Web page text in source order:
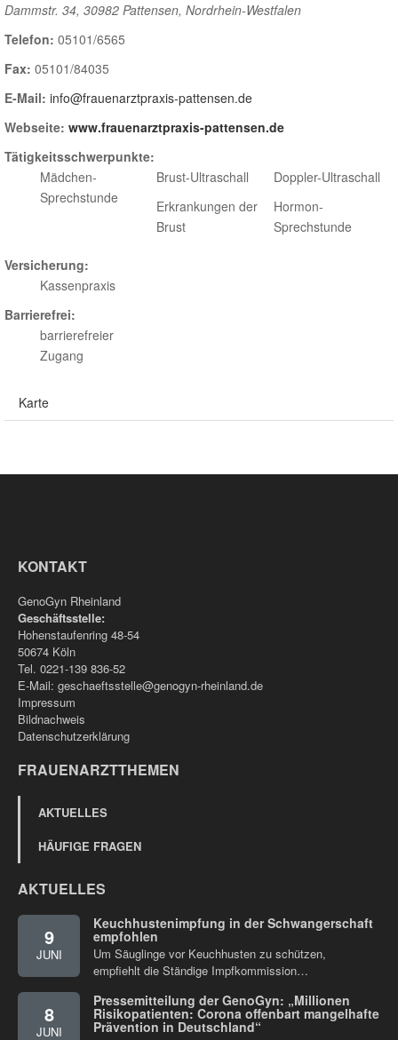
Dammstr. 34, 30982 Pattensen, Nordrhein-Westfalen
Telefon: 05101/6565
Fax: 05101/84035
E-Mail: info@frauenarztpraxis-pattensen.de
Webseite: www.frauenarztpraxis-pattensen.de
Tätigkeitsschwerpunkte:
Mädchen-
Sprechstunde
Brust-Ultraschall
Doppler-Ultraschall
Erkrankungen der
Brust
Hormon-
Sprechstunde
Versicherung:
Kassenpraxis
Barrierefrei:
barrierefreier
Zugang
Karte
KONTAKT
GenoGyn Rheinland
Geschäftsstelle:
Hohenstaufenring 48-54
50674 Köln
Tel. 0221-139 836-52
E-Mail: geschaeftsstelle@genogyn-rheinland.de
Impressum
Bildnachweis
Datenschutzerklärung
FRAUENARZTTHEMEN
AKTUELLES
HÄUFIGE FRAGEN
AKTUELLES
9
JUNI
Keuchhustenimpfung in der Schwangerschaft
empfohlen
Um Säuglinge vor Keuchhusten zu schützen,
empfiehlt die Ständige Impfkommission…
8
JUNI
Pressemitteilung der GenoGyn: „Millionen
Risikopatienten: Corona offenbart mangelhafte
Prävention in Deutschland“